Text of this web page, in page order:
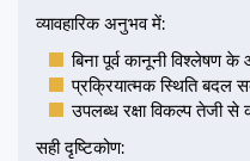
व्यावहारिक अनुभव में:
बिना पूर्व कानूनी विश्लेषण
प्रक्रियात्मक स्थिति बदल
उपलब्ध रक्षा विकल्प तेजी से
सही दृष्टिकोण: